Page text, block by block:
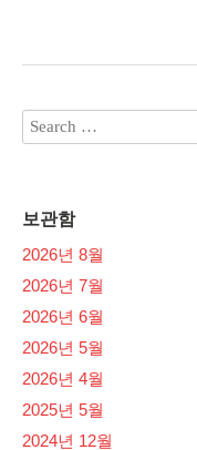
보관함
2026년 8월
2026년 7월
2026년 6월
2026년 5월
2026년 4월
2025년 5월
2024년 12월